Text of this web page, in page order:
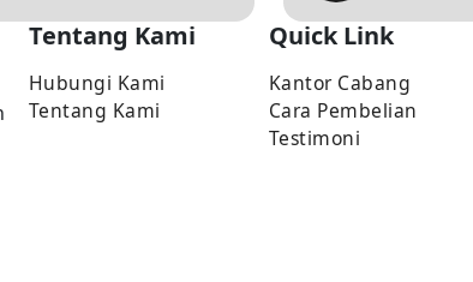
Tentang Kami
Hubungi Kami
Tentang Kami
Quick Link
Kantor Cabang
Cara Pembelian
Testimoni